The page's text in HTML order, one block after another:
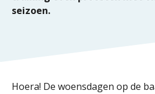
seizoen.
Hoera! De woensdagen op de